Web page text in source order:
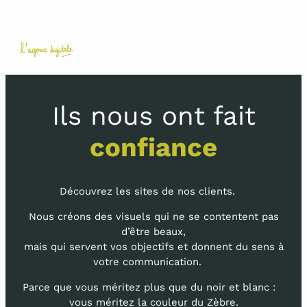
Aller
au
Ils nous ont fait
confiance
Découvrez les sites de nos clients.
Nous créons des visuels qui ne se contentent pas
d’être beaux,
mais qui servent vos objectifs et donnent du sens à
votre communication.
Parce que vous méritez plus que du noir et blanc :
vous méritez la couleur du Zèbre.